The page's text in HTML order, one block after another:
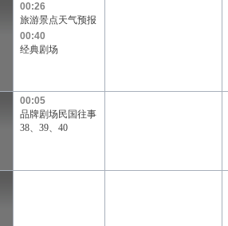
00:26
旅游景点天气预报
00:40
经典剧场
00:05
品牌剧场民国往事
38、39、40